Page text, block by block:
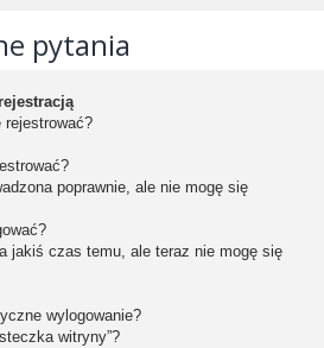
pytania
rejestrować?
poprawnie, ale nie mogę się
jakiś czas temu, ale teraz nie mogę się
wylogowanie?
witryny”?